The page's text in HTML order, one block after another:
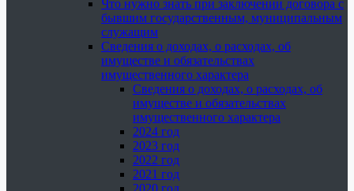
Что нужно знать при заключении договора с
бывшим государственным, муниципальным
служащим
Сведения о доходах, о расходах, об
имуществе и обязательствах
имущественного характера
Сведения о доходах, о расходах, об
имуществе и обязательствах
имущественного характера
2024 год
2023 год
2022 год
2021 год
2020 год